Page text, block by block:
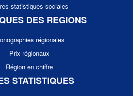
statistiques sociales
DES REGIONS
régionales
Prix régionaux
Région en chiffre
STATISTIQUES